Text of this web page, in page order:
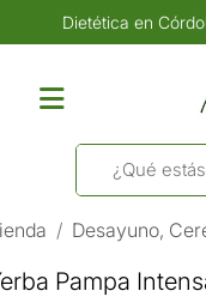
Dietética en
Desayuno,
Pampa